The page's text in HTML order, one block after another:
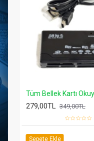
949,00TL 1.300,00TL
Sepete Ekle